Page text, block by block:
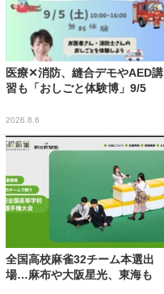
医療✕消防、縫合デモやAED講
習も「おしごと体験博」9/5
2026.8.6
全国高校麻雀32チーム本選出
場…麻布や大阪星光、東海も